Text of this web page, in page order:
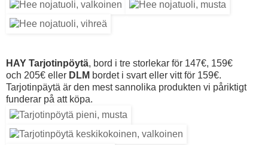
HAY Tarjotinpöytä, bord i tre storlekar för 147€, 159€
och 205€ eller DLM bordet i svart eller vitt för 159€.
Tarjotinpäytä är den mest sannolika produkten vi påriktigt
funderar på att köpa.